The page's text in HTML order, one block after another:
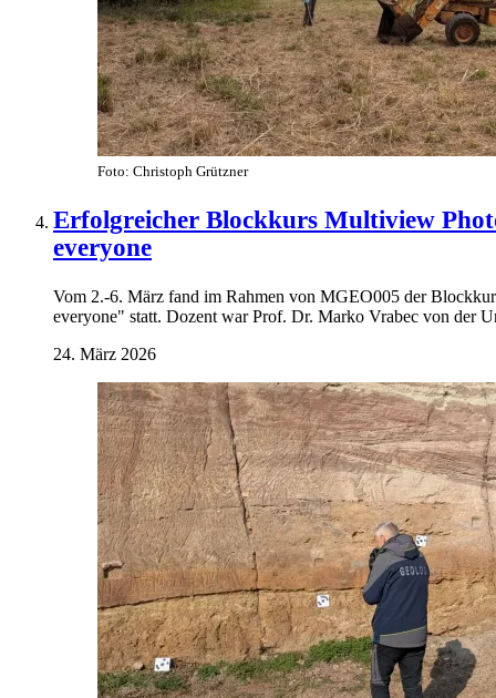
Foto: Christoph Grützner
Erfolgreicher Blockkurs Multiview
everyone
Vom 2.-6. März fand im Rahmen von MGEO005 der
everyone" statt. Dozent war Prof. Dr. Marko Vrabec von der
24. März 2026